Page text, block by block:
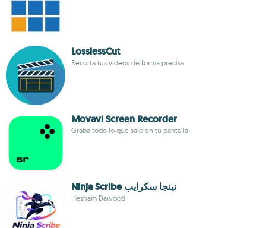
LosslessCut
Recorta tus vídeos de forma precisa
Movavi Screen Recorder
Graba todo lo que sale en tu pantalla
Ninja Scribe نينجا سكرايب
Hesham Dawood